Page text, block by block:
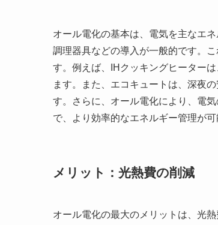
オール電化の基本は、電気を主なエ
調理器具などの導入が一般的です。
す。例えば、IHクッキングヒーター
ます。また、エコキュートは、深夜
す。さらに、オール電化により、電
で、より効率的なエネルギー管理が可
メリット：光熱費の削減
オール電化の最大のメリットは、光